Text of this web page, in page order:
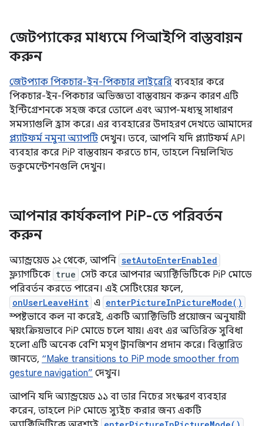
জেটপ্যাকের মাধ্যমে পিআইপি বাস্তবায়ন
করুন
জেটপ্যাক পিকচার-ইন-পিকচার লাইব্রেরি ব্যবহার করে
পিকচার-ইন-পিকচার অভিজ্ঞতা বাস্তবায়ন করুন কারণ এটি
ইন্টিগ্রেশনকে সহজ করে তোলে এবং অ্যাপ-মধ্যস্থ সাধারণ
সমস্যাগুলি হ্রাস করে। এর ব্যবহারের উদাহরণ দেখতে আমাদের
প্ল্যাটফর্ম নমুনা অ্যাপটি দেখুন। তবে, আপনি যদি প্ল্যাটফর্ম API
ব্যবহার করে PiP বাস্তবায়ন করতে চান, তাহলে নিম্নলিখিত
ডকুমেন্টেশনগুলি দেখুন।
আপনার কার্যকলাপ PiP-তে পরিবর্তন
করুন
অ্যান্ড্রয়েড ১২ থেকে, আপনি setAutoEnterEnabled
ফ্ল্যাগটিকে true সেট করে আপনার অ্যাক্টিভিটিকে PiP মোডে
পরিবর্তন করতে পারেন। এই সেটিংয়ের ফলে,
onUserLeaveHint এ enterPictureInPictureMode()
স্পষ্টভাবে কল না করেই, একটি অ্যাক্টিভিটি প্রয়োজন অনুযায়ী
স্বয়ংক্রিয়ভাবে PiP মোডে চলে যায়। এবং এর অতিরিক্ত সুবিধা
হলো এটি অনেক বেশি মসৃণ ট্রানজিশন প্রদান করে। বিস্তারিত
জানতে, “Make transitions to PiP mode smoother from
gesture navigation” দেখুন।
আপনি যদি অ্যান্ড্রয়েড ১১ বা তার নিচের সংস্করণ ব্যবহার
করেন, তাহলে PiP মোডে স্যুইচ করার জন্য একটি